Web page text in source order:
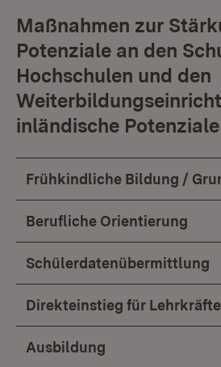
Maßnahmen zur
Potenziale an den
Hochschulen und den
inländische Potenziale
Frühkindliche Bildung /
Berufliche Orientierung
Schülerdatenübermittlung
Direkteinstieg für Lehrkräfte
Ausbildung